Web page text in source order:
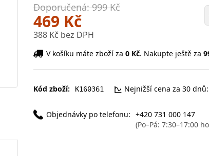
Doporučená: 999 Kč
469 Kč
388 Kč bez DPH
V košíku máte zboží za 0 Kč. Nakupte ještě za
Kód zboží: K160361 Nejnižší cena za 30
Objednávky po telefonu: +420 731 000 147
(Po–Pá: 7:30–17:00